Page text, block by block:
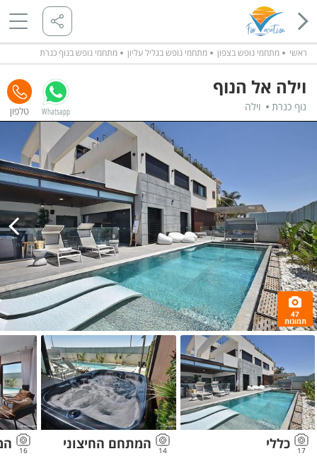
ראשי מתחמי נופש בצפון מתחמי נופש בגליל עליון מתחמי נופש בנוף כנרת
וילה אל הנוף
נוף כנרת וילה Whatsapp
47
תמונות
17 כללי 14 המתחם החיצוני 16